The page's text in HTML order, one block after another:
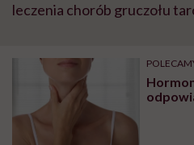
leczenia chorób gruczołu